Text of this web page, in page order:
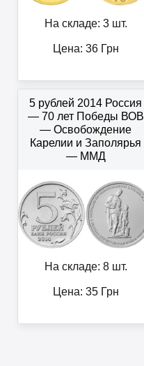
На складе: 3 шт.
Цена: 36Грн
5 рублей 2014 Россия
— 70 лет Победы ВОВ
— Освобождение
Карелии и Заполярья
— ММД
На складе: 8 шт.
Цена: 35Грн